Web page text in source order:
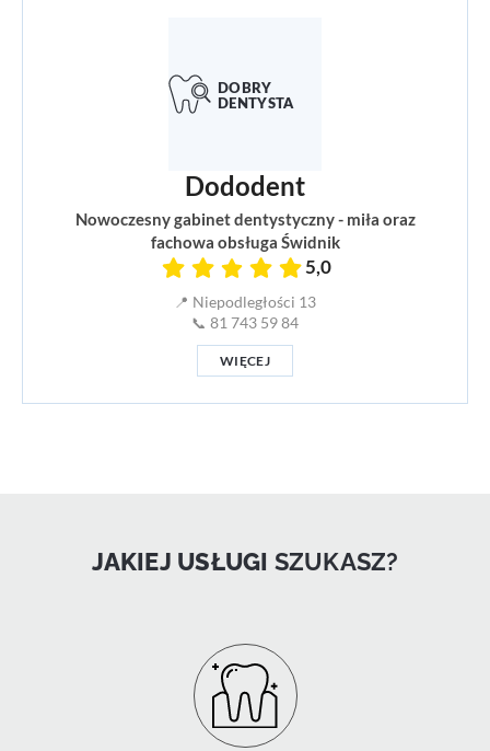
Dododent
Nowoczesny gabinet dentystyczny - miła oraz
fachowa obsługa Świdnik
5,0
📍 Niepodległości 13
📞 81 743 59 84
WIĘCEJ
JAKIEJ USŁUGI SZUKASZ?